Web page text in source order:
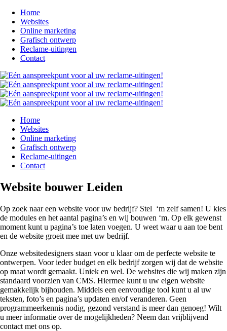
Home
Websites
Online marketing
Grafisch ontwerp
Reclame-uitingen
Contact
Home
Websites
Online marketing
Grafisch ontwerp
Reclame-uitingen
Contact
Website bouwer Leiden
Op zoek naar een website voor uw bedrijf? Stel ‘m zelf samen! U kies
de modules en het aantal pagina’s en wij bouwen ‘m. Op elk gewenst
moment kunt u pagina’s toe laten voegen. U weet waar u aan toe bent
en de website groeit mee met uw bedrijf.
Onze websitedesigners staan voor u klaar om de perfecte website te
ontwerpen. Voor ieder budget en elk bedrijf zorgen wij dat de website
op maat wordt gemaakt. Uniek en wel. De websites die wij maken zijn
standaard voorzien van CMS. Hiermee kunt u uw eigen website
gemakkelijk bijhouden. Middels een eenvoudige tool kunt u al uw
teksten, foto’s en pagina’s updaten en/of veranderen. Geen
programmeerkennis nodig, gezond verstand is meer dan genoeg! Wilt
u meer informatie over de mogelijkheden? Neem dan vrijblijvend
contact met ons op.